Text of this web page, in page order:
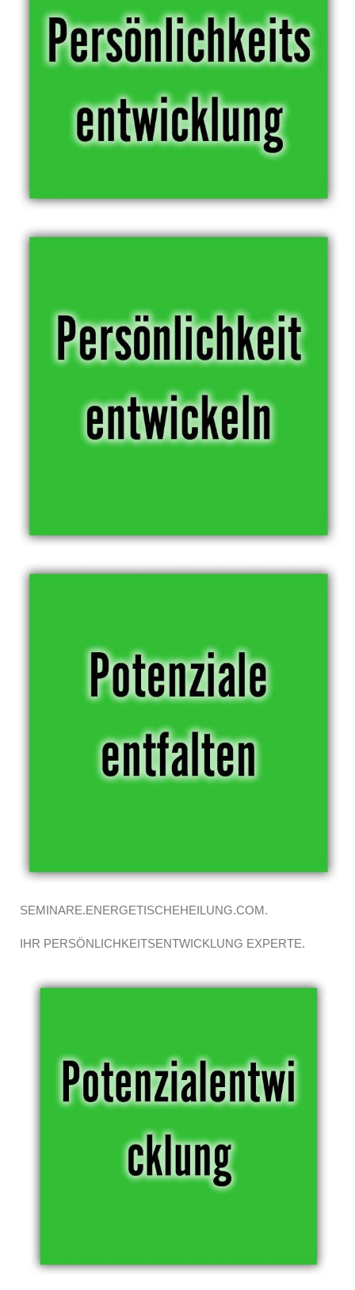
SEMINARE.ENERGETISCHEHEILUNG.COM.
IHR PERSÖNLICHKEITSENTWICKLUNG EXPERTE.